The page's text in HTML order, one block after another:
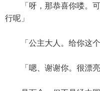
「呀，那恭喜你喽。可
行呢」
「公主大人。给你这个
「嗯、谢谢你。很漂亮